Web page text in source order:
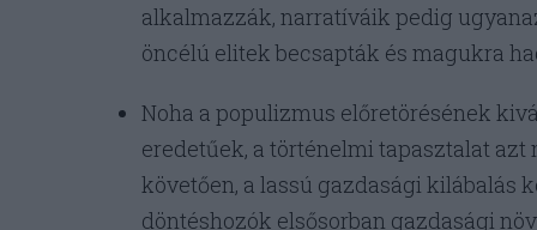
alkalmazzák, narratíváik pedig
öncélú elitek becsapták és magukra
Noha a populizmus előretörésének
eredetűek, a történelmi tapasztalat
követően, a lassú gazdasági kilábalás
döntéshozók elsősorban gazdasági